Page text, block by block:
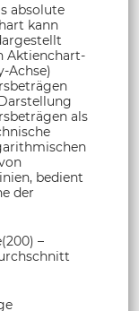
absolute
kann
Aktienchart-
Achse)
als
bedient
der
–